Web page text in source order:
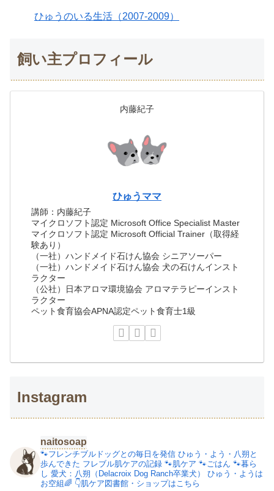
ひゅうのいる生活（2007-2009）
飼い主プロフィール
内藤紀子
ひゅうママ
講師：内藤紀子
マイクロソフト認定 Microsoft Office Specialist Master
マイクロソフト認定 Microsoft Official Trainer（取得経
験あり）
（一社）ハンドメイド石けん協会 シニアソーパー
（一社）ハンドメイド石けん協会 犬の石けんインスト
ラクター
（公社）日本アロマ環境協会 アロマテラピーインスト
ラクター
ペット食育協会APNA認定ペット食育士1級
Instagram
naitosoap
🐾フレンチブルドッグとの毎日を発信 ひゅう・よう・八朔と
歩んできた フレブル肌ケアの記録 🐾肌ケア 🐾ごはん 🐾暮ら
し 愛犬：八朔（Delacroix Dog Ranch卒業犬）
ひゅう・ようは
お空組🌈 👇肌ケア図書館・ショップはこちら